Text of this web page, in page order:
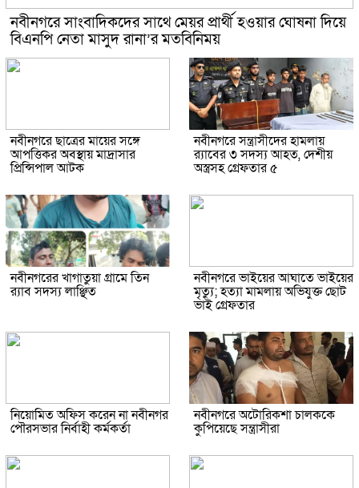
নবীনগরে সাংবাদিকদের সাথে মেয়র প্রার্থী হওয়ার ঘোষনা দিয়ে
বিএনপি নেতা মাসুদ রানা’র মতবিনিময়
নবীনগরে ছাত্রের মায়ের সঙ্গে
আপত্তিকর অবস্থায় মাদ্রাসার
প্রিন্সিপাল আটক
নবীনগরে সন্ত্রাসীদের হামলায়
র‍্যাবের ৩ সদস্য আহত, দেশীয়
অস্ত্রসহ গ্রেফতার ৫
নবীনগরের খাগাতুয়া গ্রামে তিন
র‍্যাব সদস্য লাঞ্ছিত
নবীনগরে ভাইয়ের আঘাতে ভাইয়ের
মৃত্যু; হত্যা মামলায় অভিযুক্ত ছোট
ভাই গ্রেফতার
নিয়োমিত অফিস করেন না নবীনগর
পৌরসভার নির্বাহী কর্মকর্তা
নবীনগরে অটোরিকশা চালককে
কুপিয়েছে সন্ত্রাসীরা